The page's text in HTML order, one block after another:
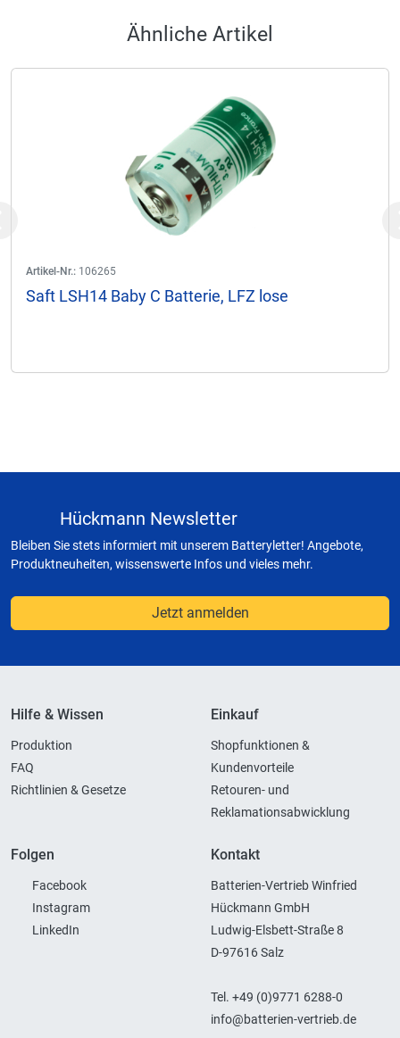
Ähnliche Artikel
Artikel-Nr.: 106265
Saft LSH14 Baby C Batterie, LFZ lose
Hückmann Newsletter
Bleiben Sie stets informiert mit unserem Batteryletter! Angebote,
Produktneuheiten, wissenswerte Infos und vieles mehr.
Jetzt anmelden
Hilfe & Wissen
Produktion
FAQ
Richtlinien & Gesetze
Einkauf
Shopfunktionen &
Kundenvorteile
Retouren- und
Reklamationsabwicklung
Folgen
Facebook
Instagram
LinkedIn
Kontakt
Batterien-Vertrieb Winfried
Hückmann GmbH
Ludwig-Elsbett-Straße 8
D-97616 Salz
Tel. +49 (0)9771 6288-0
info@batterien-vertrieb.de